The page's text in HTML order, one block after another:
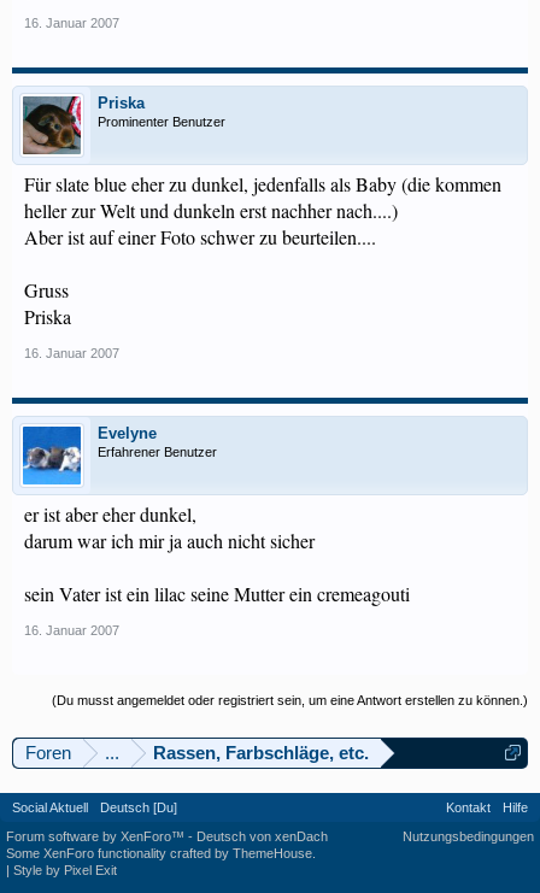
16. Januar 2007
Priska
Prominenter Benutzer
Für slate blue eher zu dunkel, jedenfalls als Baby (die kommen
heller zur Welt und dunkeln erst nachher nach....)
Aber ist auf einer Foto schwer zu beurteilen....
Gruss
Priska
16. Januar 2007
Evelyne
Erfahrener Benutzer
er ist aber eher dunkel,
darum war ich mir ja auch nicht sicher
sein Vater ist ein lilac seine Mutter ein cremeagouti
16. Januar 2007
(Du musst angemeldet oder registriert sein, um eine Antwort erstellen zu können.)
Foren ... Rassen, Farbschläge, etc.
Social Aktuell Deutsch [Du] Kontakt
Hilfe
Nutzungsbedingungen
Forum software by XenForo™ - Deutsch von xenDach
Some XenForo functionality crafted by ThemeHouse
| Style by Pixel Exit